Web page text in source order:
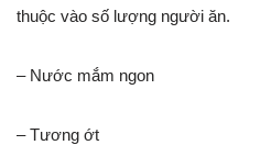
thuộc vào số lượng người ăn.
– Nước mắm ngon
– Tương ớt